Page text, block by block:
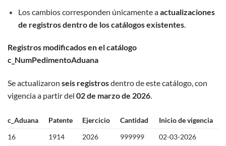
Los cambios corresponden únicamente aactualizaciones
de registros dentro de los catálogos existentes.
Registros modificados en el catálogo
c_NumPedimentoAduana
Se actualizaron seis registrosdentro de este catálogo, con
vigencia a partir del 02 de marzo de 2026.
c_Aduana Patente Ejercicio Cantidad
Inicio de vigencia
16
1914 2026 999999
02-03-2026